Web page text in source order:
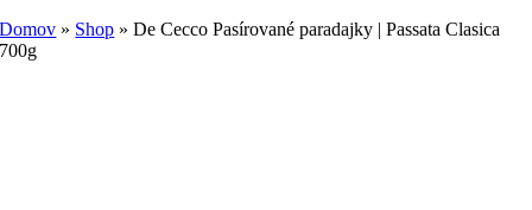
Domov » Shop »De Cecco Pasírované paradajky | Passata Clasica
700g